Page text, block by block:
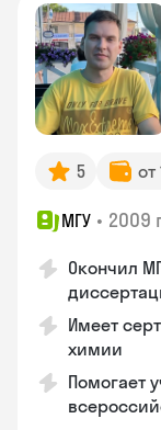
5 от
МГУ • 2009
Окончил
Имеет
химии
Помогает